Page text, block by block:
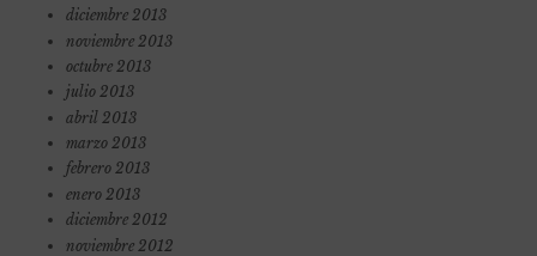
diciembre 2013
noviembre 2013
octubre 2013
julio 2013
abril 2013
marzo 2013
febrero 2013
enero 2013
diciembre 2012
noviembre 2012